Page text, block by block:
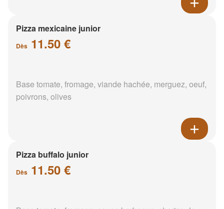
Pizza mexicaine junior
Dès 11.50 €
Base tomate, fromage, viande hachée, merguez, oeuf,
poivrons, olives
Pizza buffalo junior
Dès 11.50 €